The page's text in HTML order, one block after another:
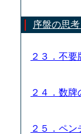
序盤の思
２３．不
２４．数
２５．ペ